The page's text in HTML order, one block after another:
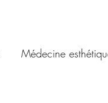
Médecine